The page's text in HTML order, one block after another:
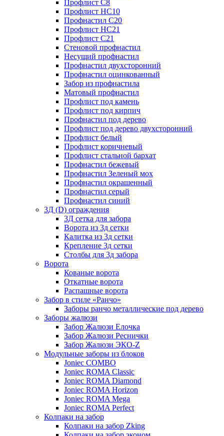
Профлист С8
Профлист НС10
Профнастил С20
Профлист НС21
Профлист С21
Стеновой профнастил
Несущий профнастил
Профнастил двухсторонний
Профнастил оцинкованный
Забор из профнастила
Матовый профнастил
Профлист под камень
Профлист под кирпич
Профнастил под дерево
Профлист под дерево двухсторонний
Профлист белый
Профлист коричневый
Профлист стальной бархат
Профнастил бежевый
Профнастил Зеленый мох
Профнастил окрашенный
Профнастил серый
Профнастил синий
3Д (D) ограждения
3Д сетка для забора
Ворота из 3д сетки
Калитка из 3д сетки
Крепление 3д сетки
Столбы для 3д забора
Ворота
Кованые ворота
Откатные ворота
Распашные ворота
Забор в стиле «Ранчо»
Заборы ранчо металлические под дерево
Заборы жалюзи
Забор Жалюзи Елочка
Забор Жалюзи Реснички
Забор Жалюзи ЭКО-Z
Модульные заборы из блоков
Joniec COMBO
Joniec ROMA Classic
Joniec ROMA Diamond
Joniec ROMA Horizon
Joniec ROMA Mega
Joniec ROMA Perfect
Колпаки на забор
Колпаки на забор Zking